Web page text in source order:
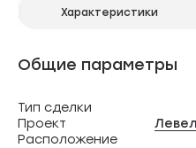
Характеристики
Общие параметры
Тип сделки
Проект
Расположение